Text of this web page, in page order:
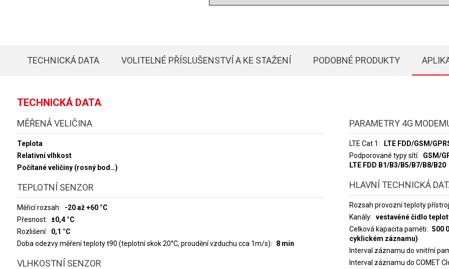
TECHNICKÁ DATA VOLITELNÉ PŘÍSLUŠENSTVÍ A KE STAŽENÍ PODOBNÉ PRODUKTY
TECHNICKÁ DATA
MĚŘENÁ VELIČINA
Teplota
Relativní vlhkost
Počítané veličiny (rosný bod…)
TEPLOTNÍ SENZOR
Měřicí rozsah
-20 až +60 °C
Přesnost
±0,4 °C
Rozlišení
0,1 °C
Doba odezvy měření teploty t90 (teplotní skok 20°C, proudění vzduchu cca 1m/s)
8 min
VLHKOSTNÍ SENZOR
PARAMETRY 4G
LTE Cat 1
LTE FDD/GSM/
Podporované typy sítí
GSM/
LTE FDD B1/B3/B5/B7/B8/B20
HLAVNÍ TECHNICKÁ
Rozsah provozní teploty
Kanály
vestavěné čidlo
Celková kapacita paměti
500
cyklickém záznamu)
Interval záznamu do vnitřní
Interval záznamu do COMET